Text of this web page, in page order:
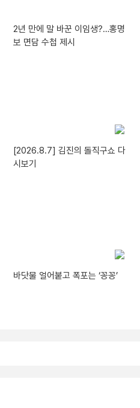
2년 만에 말 바꾼 이임생?…홍명
보 면담 수첩 제시
[2026.8.7] 김진의 돌직구쇼 다
시보기
바닷물 얼어붙고 폭포는 ‘꽁꽁’